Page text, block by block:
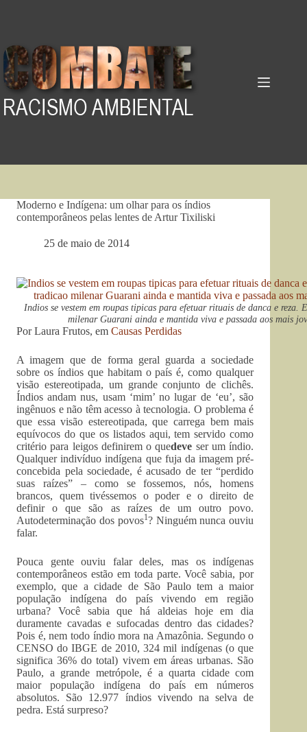
Moderno e Indígena: um olhar para os índios
contemporâneos pelas lentes de Artur Tixiliski
25 de maio de 2014
Indios se vestem em roupas tipicas para efetuar rituais de danca e reza.
milenar Guarani ainda e mantida viva e passada aos mais
Por Laura Frutos, em Causas Perdidas
A imagem que de forma geral guarda a sociedade
sobre os índios que habitam o país é, como qualquer
visão estereotipada, um grande conjunto de clichês.
Índios andam nus, usam ‘mim’ no lugar de ‘eu’, são
ingênuos e não têm acesso à tecnologia. O problema é
que essa visão estereotipada, que carrega bem mais
equívocos do que os listados aqui, tem servido como
critério para leigos definirem o quedeve ser um índio.
Qualquer indivíduo indígena que fuja da imagem pré-
concebida pela sociedade, é acusado de ter “perdido
suas raízes” – como se fossemos, nós, homens
brancos, quem tivéssemos o poder e o direito de
definir o que são as raízes de um outro povo.
Autodeterminação dos povos1? Ninguém nunca ouviu
falar.
Pouca gente ouviu falar deles, mas os indígenas
contemporâneos estão em toda parte. Você sabia, por
exemplo, que a cidade de São Paulo tem a maior
população indígena do país vivendo em região
urbana? Você sabia que há aldeias hoje em dia
duramente cavadas e sufocadas dentro das cidades?
Pois é, nem todo índio mora na Amazônia. Segundo o
CENSO do IBGE de 2010, 324 mil indígenas (o que
significa 36% do total) vivem em áreas urbanas. São
Paulo, a grande metrópole, é a quarta cidade com
maior população indígena do país em números
absolutos. São 12.977 índios vivendo na selva de
pedra. Está surpreso?